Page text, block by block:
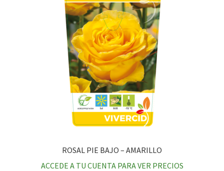
ROSAL PIE BAJO – AMARILLO
ACCEDE A TU CUENTA PARA VER PRECIOS